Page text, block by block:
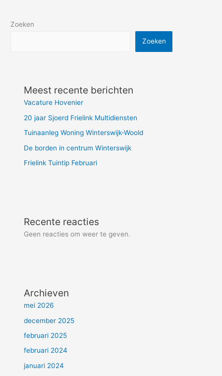
Zoeken
Zoeken
Meest recente berichten
Vacature Hovenier
20 jaar Sjoerd Frielink Multidiensten
Tuinaanleg Woning Winterswijk-Woold
De borden in centrum Winterswijk
Frielink Tuintip Februari
Recente reacties
Geen reacties om weer te geven.
Archieven
mei 2026
december 2025
februari 2025
februari 2024
januari 2024